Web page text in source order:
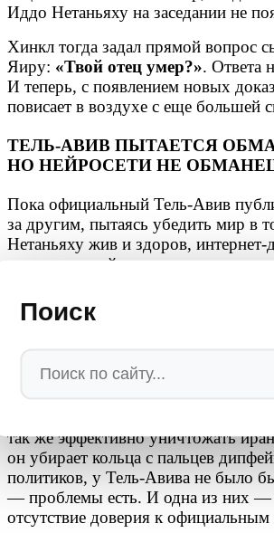
Поиск
Иддо Нетаньяху на заседании не
Хинкл тогда задал прямой вопрос
Яиру: «Твой отец умер?». Ответа
И теперь, с появлением новых
повисает в воздухе с еще большей
ТЕЛЬ-АВИВ ПЫТАЕТСЯ
НО НЕЙРОСЕТИ НЕ
Пока официальный Тель-Авив
за другим, пытаясь убедить мир в
Нетаньяху жив и здоров, интернет-
искусственный интеллект раз за
предыдущих роликах, пустые кресла
заседаний — все это складывается в
которой торчит только одно:
Израиля, скорее всего, стал
возмездия.
так же эффективно уничтожать
он убирает кольца с пальцев
политиков, у Тель-Авива не было
— проблемы есть. И одна из них —
отсутствие доверия к